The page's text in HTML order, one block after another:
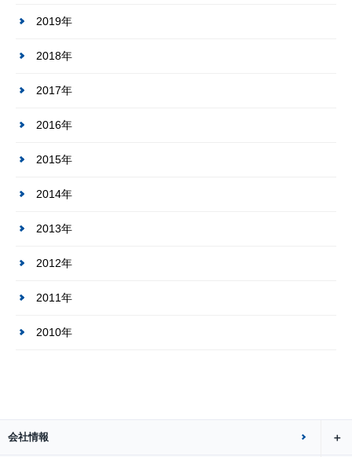
2019年
2018年
2017年
2016年
2015年
2014年
2013年
2012年
2011年
2010年
会社情報